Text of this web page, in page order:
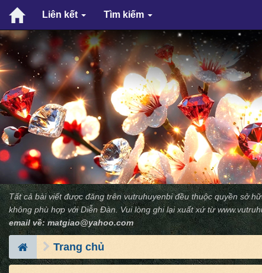
Liên kết Tìm kiếm
Tất cả bài viết được đăng trên vutruhuyenbi đều thuộc quyền sở
không phù hợp với Diễn Ðàn. Vui lòng ghi lại xuất xứ từ
email về:matgiao@yahoo.com
Trang chủ